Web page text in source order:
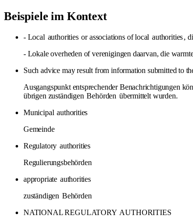
Beispiele im Kontext
- Local authorities or associations of local authorities,
- Lokale overheden of verenigingen daarvan, die
Such advice may result from information submitted to
Ausgangspunkt entsprechender Benachrichtigungen
übrigen zuständigen Behörden übermittelt wurden.
Municipal authorities
Gemeinde
Regulatory authorities
Regulierungsbehörden
appropriate authorities
zuständigen Behörden
NATIONAL REGULATORY AUTHORITIES